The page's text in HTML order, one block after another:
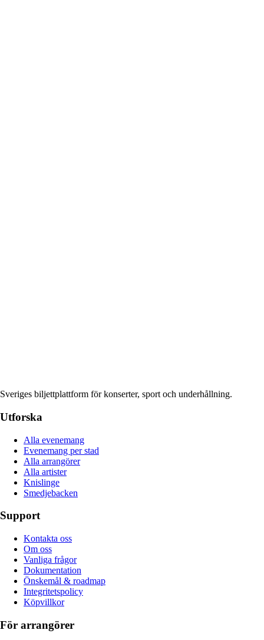
Sveriges biljettplattform för konserter, sport och underhållning.
Utforska
Alla evenemang
Evenemang per stad
Alla arrangörer
Alla artister
Knislinge
Smedjebacken
Support
Kontakta oss
Om oss
Vanliga frågor
Dokumentation
Önskemål & roadmap
Integritetspolicy
Köpvillkor
För arrangörer